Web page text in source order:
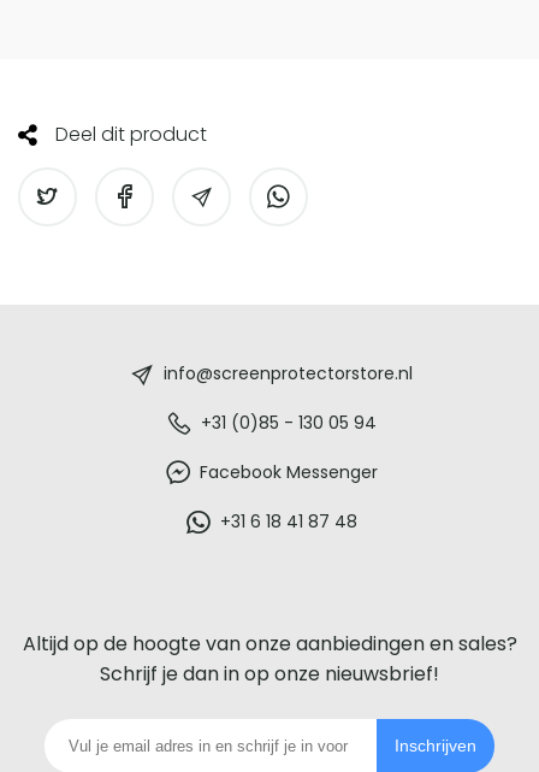
Deel dit product
voor
iedere
telefoon
info@screenprotectorstore.nl
+31 (0)85 - 130 05 94
Facebook Messenger
+31 6 18 41 87 48
Altijd op de hoogte van onze aanbiedingen en sales?
Schrijf je dan in op onze nieuwsbrief!
Inschrijven